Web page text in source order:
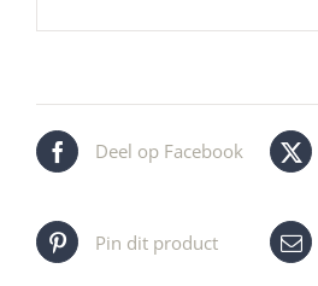
Deel op Facebook
Pin dit product